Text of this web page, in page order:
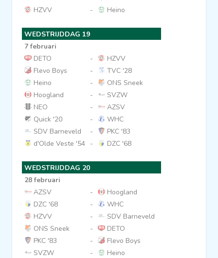
HZVV
- Heino
WEDSTRIJDDAG 19
7 februari
DETO
-
HZVV
Flevo Boys
-
TVC '28
Heino
-
ONS Sneek
Hoogland
-
SVZW
NEO
-
AZSV
Quick '20
-
WHC
SDV Barneveld
-
PKC '83
d'Olde Veste '54 - DZC '68
WEDSTRIJDDAG 20
28 februari
AZSV
-
Hoogland
DZC '68
-
WHC
HZVV
-
SDV Barneveld
ONS Sneek
-
DETO
PKC '83
-
Flevo Boys
SVZW
-
Heino